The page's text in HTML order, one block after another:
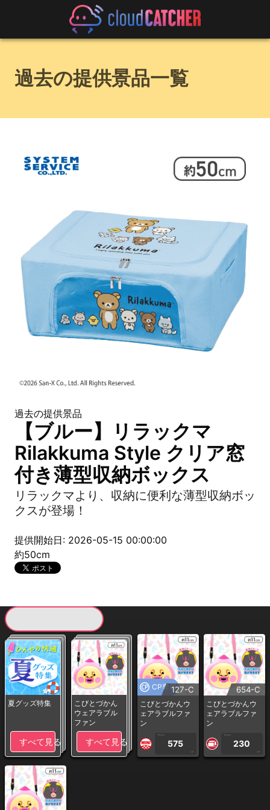
過去の提供景品一覧
過去の提供景品
【ブルー】リラックマ
Rilakkuma Style クリア窓
付き薄型収納ボックス
リラックマより、収納に便利な薄型収納ボッ
クスが登場！
提供開始日: 2026-05-15 00:00:00
約50cm
夏グッズ特集
すべて見る
こびとづかん
ウェアラブル
ファン
すべて見る
CP専用127-C
こびとづかんウ
ェアラブルファ
ン
1PLAY
575
CP
654-C
こびとづかんウ
ェアラブルファ
ン
1PLAY
230
CP